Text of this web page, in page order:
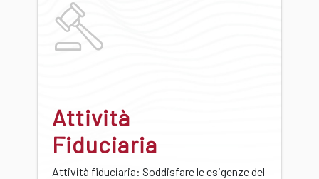
Attività
Fiduciaria
Attività fiduciaria: Soddisfare le esigenze del